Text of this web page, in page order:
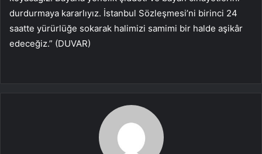
durdurmaya kararlıyız. İstanbul Sözleşmesi’ni birinci 24
saatte yürürlüğe sokarak halimizi samimi bir halde aşikâr
edeceğiz.” (DUVAR)